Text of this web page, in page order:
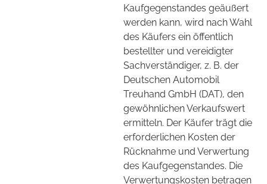
Kaufgegenstandes geäußert
werden kann, wird nach Wahl
des Käufers ein öffentlich
bestellter und vereidigter
Sachverständiger, z. B. der
Deutschen Automobil
Treuhand GmbH (DAT), den
gewöhnlichen Verkaufswert
ermitteln. Der Käufer trägt die
erforderlichen Kosten der
Rücknahme und Verwertung
des Kaufgegenstandes. Die
Verwertungskosten betragen